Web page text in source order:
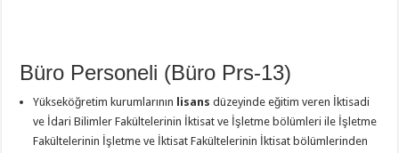
Büro Personeli (Büro Prs-13)
Yükseköğretim kurumlarının lisansdüzeyinde eğitim veren İktisadi
ve İdari Bilimler Fakültelerinin İktisat ve İşletme bölümleri ile İşletme
Fakültelerinin İşletme ve İktisat Fakültelerinin İktisat bölümlerinden